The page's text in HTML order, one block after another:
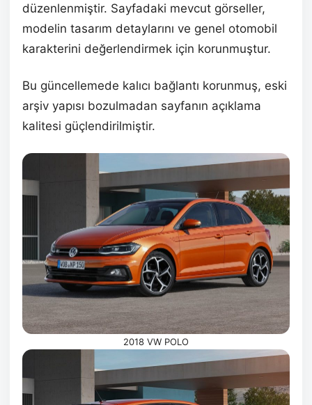
düzenlenmiştir. Sayfadaki mevcut görseller,
modelin tasarım detaylarını ve genel otomobil
karakterini değerlendirmek için korunmuştur.
Bu güncellemede kalıcı bağlantı korunmuş, eski
arşiv yapısı bozulmadan sayfanın açıklama
kalitesi güçlendirilmiştir.
2018 VW POLO